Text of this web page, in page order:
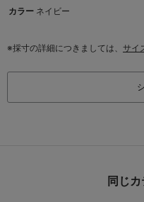
カラー ネイビー
※採寸の詳細につきましては、 サイ
同じ